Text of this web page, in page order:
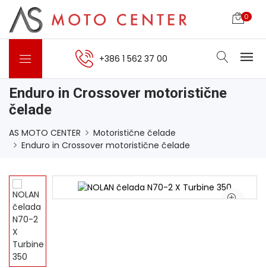
0
+386 1 562 37 00
Enduro in Crossover motoristične
čelade
AS MOTO CENTER
Motoristične čelade
Enduro in Crossover motoristične čelade